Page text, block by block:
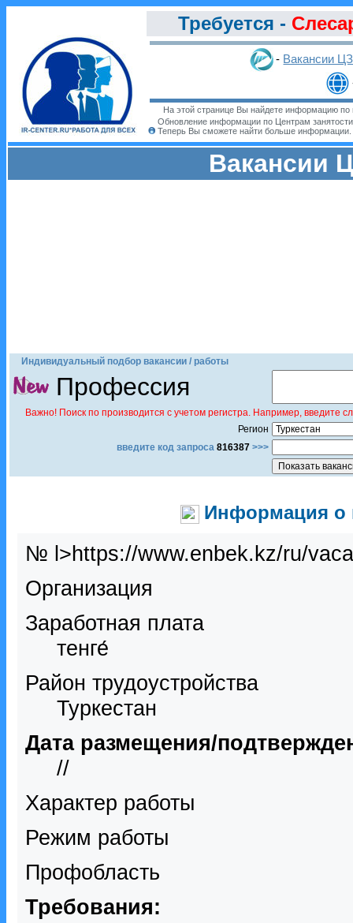
Требуется -
- Вакансии
На этой странице Вы найдете информацию по
Обновление информации по Центрам
Теперь Вы сможете найти больше информации.
Вакансии
Индивидуальный подбор вакансии / работы
Профессия
Важно! Поиск по производится с учетом регистра. Например,
Регион
введите код запроса 816387 >>>
Информация о
№ l>https://www.enbek.kz/ru/
Организация
Заработная плата
тенге́
Район трудоустройства
Туркестан
Дата размещения/
//
Характер работы
Режим работы
Профобласть
Требования: